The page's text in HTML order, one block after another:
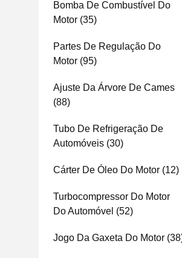
Bomba De Combustível Do
Motor (35)
Partes De Regulação Do
Motor (95)
Ajuste Da Árvore De Cames
(88)
Tubo De Refrigeração De
Automóveis (30)
Cárter De Óleo Do Motor (12)
Turbocompressor Do Motor
Do Automóvel (52)
Jogo Da Gaxeta Do Motor